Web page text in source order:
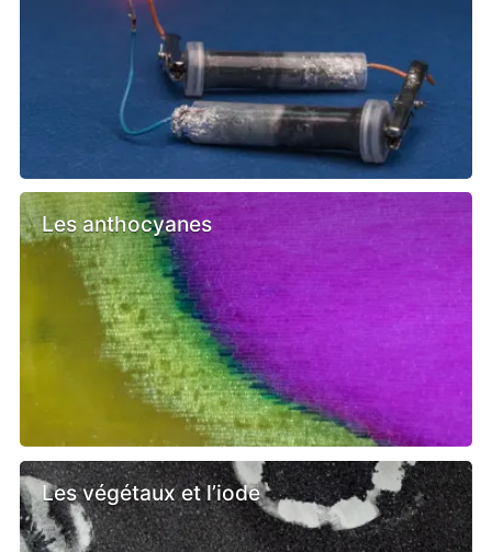
Les anthocyanes
Les végétaux et l’iode